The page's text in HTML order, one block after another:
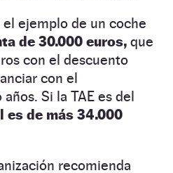
ejemplo de un coche
de 30.000 euros, que
con el descuento
con el
Si la TAE es del
es de más 34.000
recomienda